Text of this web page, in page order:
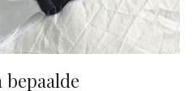
bepaalde